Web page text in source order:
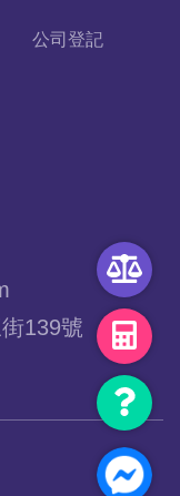
公司登記
139號